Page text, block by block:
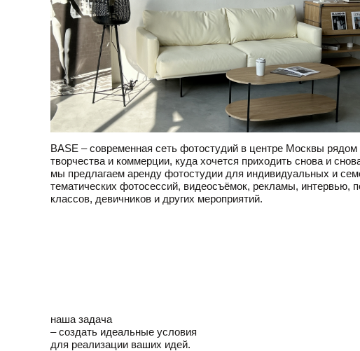
BASE – современная сеть фотостудий в центре Москвы рядом
творчества и коммерции, куда хочется приходить снова и
мы предлагаем аренду фотостудии для индивидуальных и
тематических фотосессий, видеосъёмок, рекламы, интервью,
классов, девичников и других мероприятий.
наша задача
– создать идеальные условия
для реализации ваших идей.